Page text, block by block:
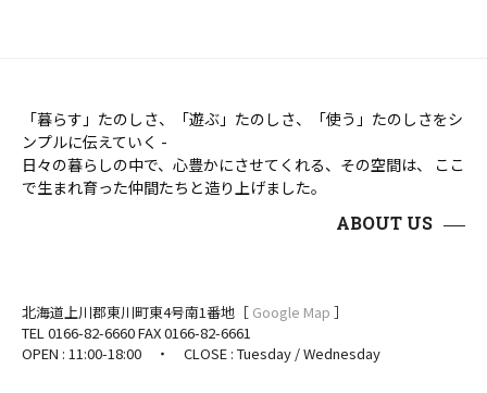
「暮らす」たのしさ、「遊ぶ」たのしさ、「使う」たのしさをシ
ンプルに伝えていく -
日々の暮らしの中で、心豊かにさせてくれる、その空間は、 ここ
で生まれ育った仲間たちと造り上げました。
ABOUT US
北海道上川郡東川町東4号南1番地［ Google Map ］
TEL 0166-82-6660 FAX 0166-82-6661
OPEN : 11:00-18:00 ・ CLOSE : Tuesday / Wednesday